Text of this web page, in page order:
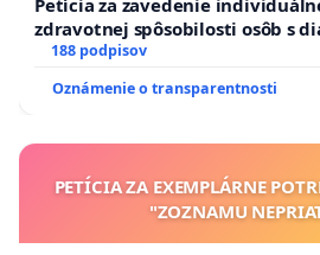
Petícia za zavedenie
zdravotnej spôsobilosti osôb s
pri prijímaní do Policajného
188 podpisov
Oznámenie o transparentnosti
PETÍCIA ZA EXEMPLÁRNE
"ZOZNAMU